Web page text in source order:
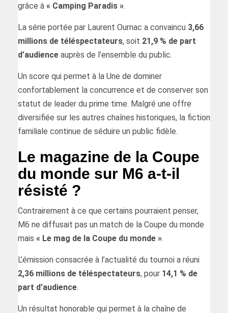
grâce à « Camping Paradis ».
La série portée par Laurent Ournac a convaincu 3,66
millions de téléspectateurs, soit 21,9 % de part
d’audience auprès de l’ensemble du public.
Un score qui permet à la Une de dominer
confortablement la concurrence et de conserver son
statut de leader du prime time. Malgré une offre
diversifiée sur les autres chaînes historiques, la fiction
familiale continue de séduire un public fidèle.
Le magazine de la Coupe
du monde sur M6 a-t-il
résisté ?
Contrairement à ce que certains pourraient penser,
M6 ne diffusait pas un match de la Coupe du monde
mais « Le mag de la Coupe du monde ».
L’émission consacrée à l’actualité du tournoi a réuni
2,36 millions de téléspectateurs, pour 14,1 % de
part d’audience.
Un résultat honorable qui permet à la chaîne de